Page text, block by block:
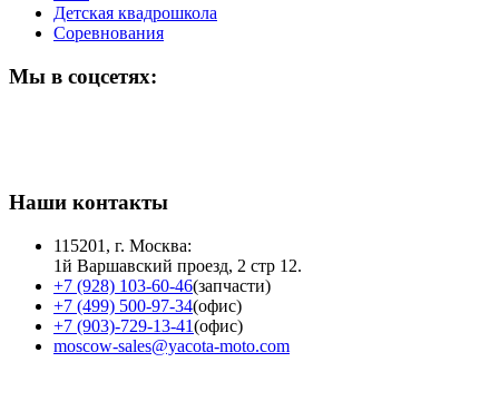
Детская квадрошкола
Соревнования
Мы в соцсетях:
Наши контакты
115201, г. Москва:
1й Варшавский проезд, 2 стр 12.
+7 (928) 103-60-46(запчасти)
+7 (499) 500-97-34(офис)
+7 (903)-729-13-41(офис)
moscow-sales@yacota-moto.com